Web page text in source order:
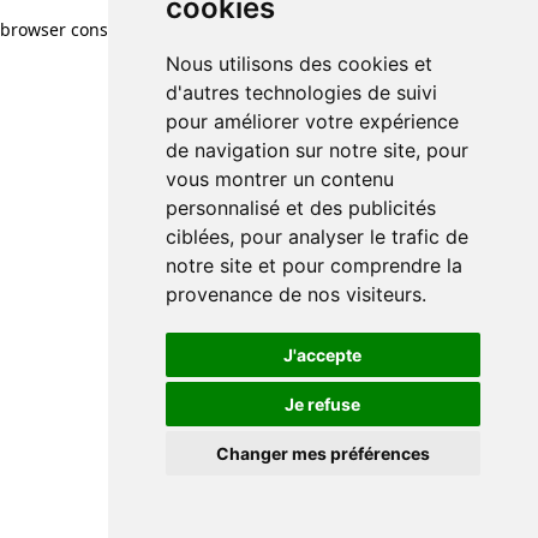
cookies
Nous utilisons des cookies et
d'autres technologies de suivi
pour améliorer votre expérience
de navigation sur notre site, pour
vous montrer un contenu
personnalisé et des publicités
ciblées, pour analyser le trafic de
notre site et pour comprendre la
provenance de nos visiteurs.
J'accepte
Je refuse
Changer mes préférences
browser console for more information)